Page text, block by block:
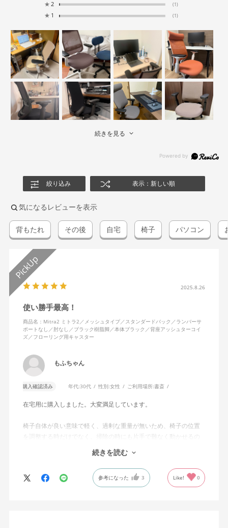
★ 2 (1)
★ 1 (1)
続きを見る
絞り込み 表示：新しい順
気になるレビューを表示
背もたれ その後 自宅 椅子 パソコン
2025.8.26
使い勝手最高！
商品名：Mitra2 ミトラ2／メッシュタイプ／スタンダードバック／ランバーサ
ポートなし／肘なし／ブラック樹脂脚／本体ブラック／背座アッシュターコイ
ズ／フローリング用キャスター
もふちゃん
購入確認済み 年代:30代 性別:女性 ご利用場所:書斎
在宅用に購入しました。大変満足しています。
椅子自体が良い意味で軽く、過剰な重量が無いため、椅子の位置
を調整する時だけでなく、掃除の時にも片手で難なく動かせるの
で、ストレスを感じません。
背中はメッシュ素材でハリがあり、沈み込みすぎないところが気
に入っています。色も画像通りのアッシュブルーで、部屋の差し
色になっています。
キャスターはフローリング用を選びました。とにかく動きが滑ら
続きを読む
参考になった 3 Like! 0